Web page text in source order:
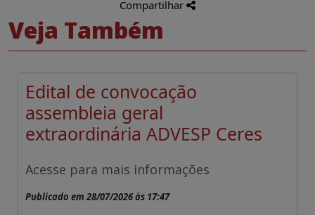
Compartilhar
Veja Também
Edital de convocação
assembleia geral
extraordinária ADVESP Ceres
Acesse para mais informações
Publicado em 28/07/2026 às 17:47